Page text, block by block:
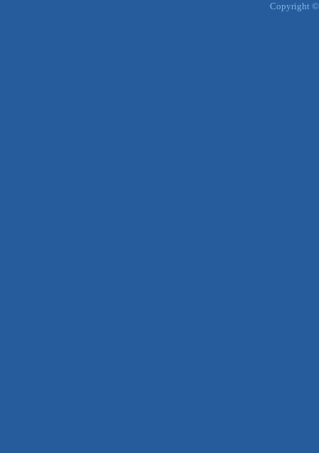
Copyright ©